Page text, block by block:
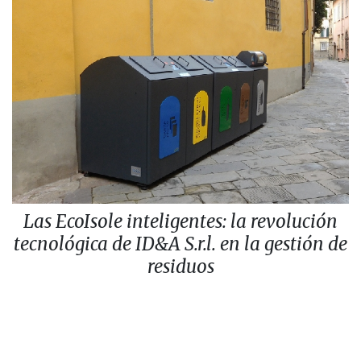
Las EcoIsole inteligentes: la revolución
tecnológica de ID&A S.r.l. en la gestión de
residuos